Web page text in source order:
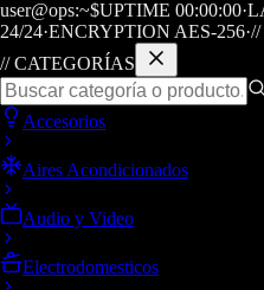
user@ops:~$UPTIME 00:00:00·
24/24·ENCRYPTION AES-256·
// CATEGORÍAS
Accesorios
Aires Acondicionados
Audio y Video
Electrodomesticos